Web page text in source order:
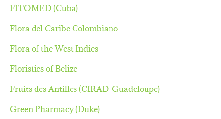
FITOMED (Cuba)
Flora del Caribe Colombiano
Flora of the West Indies
Floristics of Belize
Fruits des Antilles (CIRAD-Guadeloupe)
Green Pharmacy (Duke)